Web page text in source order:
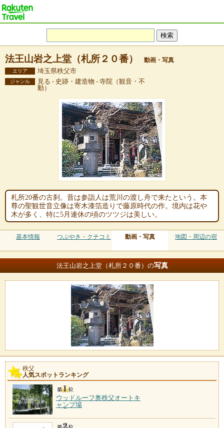
法王山岩之上堂（札所２０番） 動画・写真
エリア 埼玉県秩父市
ジャンル
見る - 史跡・建造物 - 寺院（観音・不
動）
札所20番の古刹。昔は参詣人は荒川の渡し舟で来たという。本
尊の聖観世音立像は寄木漆箔造りで藤原時代の作。境内は花や
木が多く、特に5月連休の頃のツツジは美しい。
基本情報 つぶやき・クチコミ 動画・写真 地図・周辺の宿
法王山岩之上堂（札所２０番）の写真
秩父
人気スポットランキング
ウッドルーフ奥秩父オートキ
ャンプ場